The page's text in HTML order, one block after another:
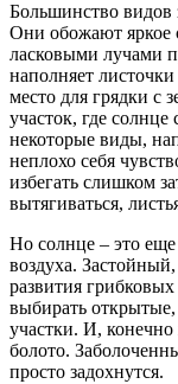
Большинство видов
Они обожают яркое
ласковыми лучами
наполняет
место для грядки с
участок, где
некоторые виды,
неплохо себя
избегать слишком
вытягиваться,
Но солнце – это
воздуха.
развития
выбирать
участки. И,
болото.
просто задохнутся.